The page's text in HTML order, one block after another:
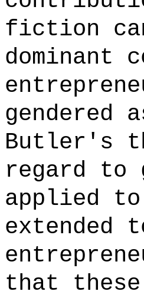
fiction
dominant
gendered
Butler's
regard to
applied
extended
that